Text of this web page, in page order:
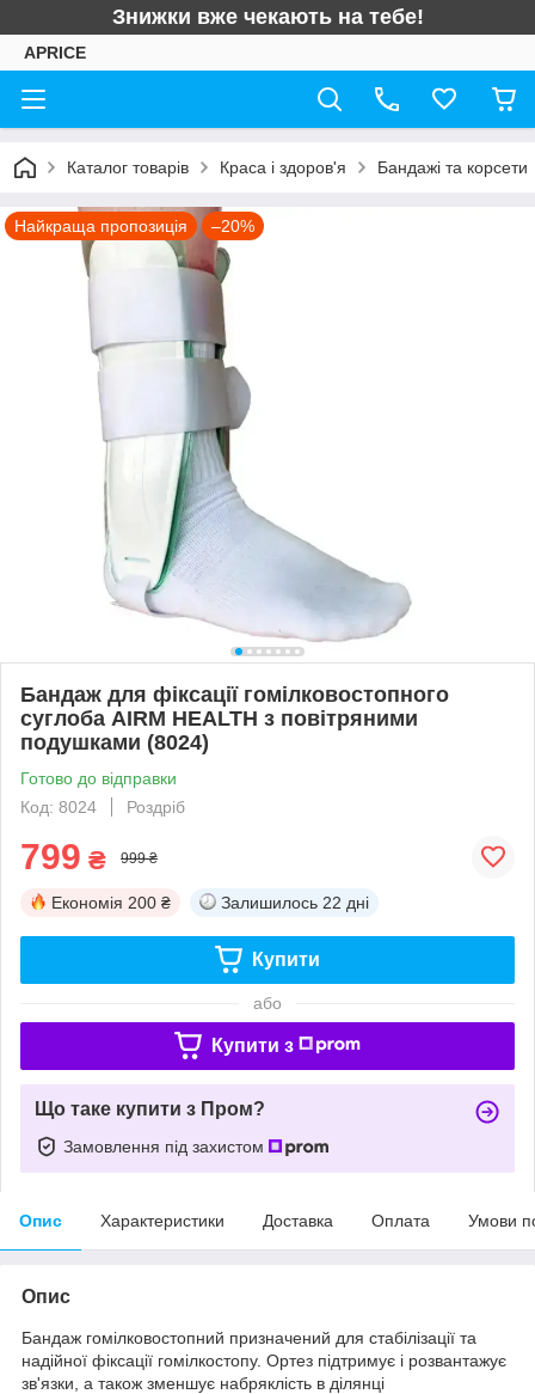
Знижки вже чекають на тебе!
APRICE
Каталог товарів Краса і здоров'я Бандажі та корсети
Найкраща пропозиція –20%
Бандаж для фіксації гомілковостопного
суглоба AIRM HEALTH з повітряними
подушками (8024)
Готово до відправки
Код: 8024
Роздріб
799 ₴ 999 ₴
Економія 200 ₴ Залишилось 22 дні
Купити
або
Купити з
Що таке купити з Пром?
Замовлення під захистом
Опис Характеристики Доставка Оплата Умови
Опис
Бандаж гомілковостопний призначений для стабілізації та
надійної фіксації гомілкостопу. Ортез підтримує і розвантажує
зв'язки, а також зменшує набряклість в ділянці